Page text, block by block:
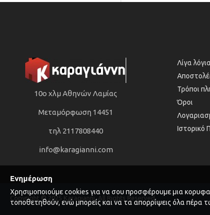
10ο χλμ Αθηνών Λαμίας
Μεταμόρφωση 14451
τηλ 2117808440
info@karagianni.com
Λίγα
Τρόποι
Όροι
Ιστορικό
Copyright © 2025 Karagianni, All Rights Reserved
Ενημέρωση
Χρησιμοποιούμε cookies για να σου προσφέρουμε μια
τοποθετηθούν, ενώ μπορείς και να τα απορρίψεις όλα πέρα